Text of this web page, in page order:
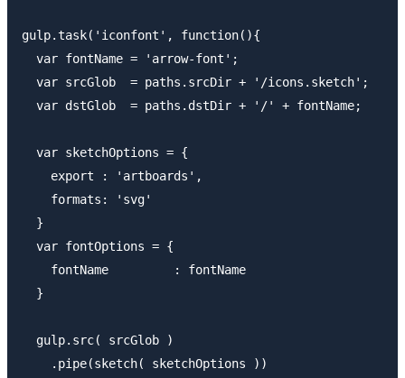
gulp.task('iconfont', function(){
  var fontName = 'arrow-font';
  var srcGlob  = paths.srcDir + '/icons.sketch';
  var dstGlob  = paths.dstDir + '/' + fontName;
  var sketchOptions = {
    export : 'artboards',
    formats: 'svg'
  }
  var fontOptions = {
    fontName         : fontName
  }
  gulp.src( srcGlob )
    .pipe(sketch( sketchOptions ))